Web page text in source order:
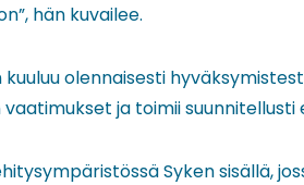
hän kuvailee.
olennaisesti
ja toimii
Syken sisällä,